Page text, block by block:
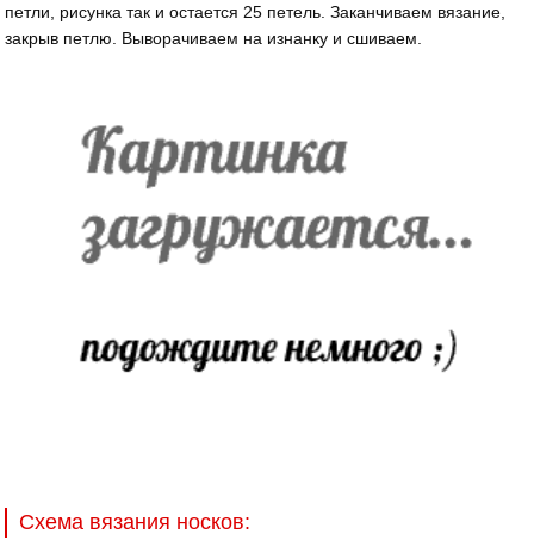
петли, рисунка так и остается 25 петель. Заканчиваем вязание,
закрыв петлю. Выворачиваем на изнанку и сшиваем.
Схема вязания носков: